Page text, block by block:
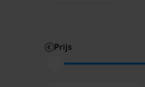
Prijs